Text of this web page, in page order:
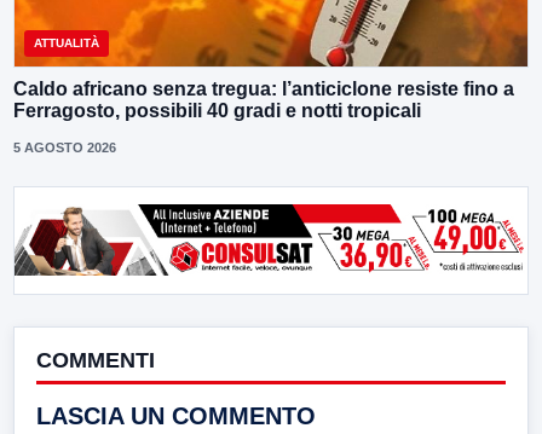
ATTUALITÀ
Caldo africano senza tregua: l’anticiclone resiste fino a
Ferragosto, possibili 40 gradi e notti tropicali
5 AGOSTO 2026
COMMENTI
LASCIA UN COMMENTO